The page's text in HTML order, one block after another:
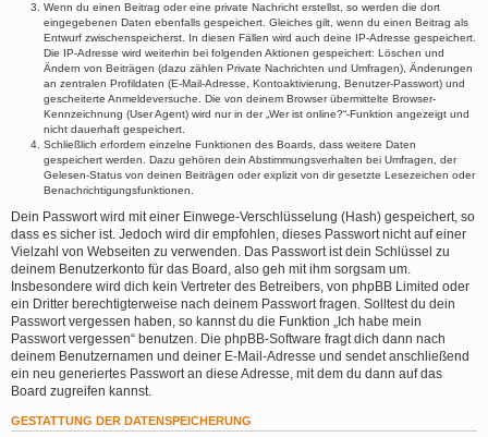
Wenn du einen Beitrag oder eine private Nachricht erstellst, so werden die dort
eingegebenen Daten ebenfalls gespeichert. Gleiches gilt, wenn du einen Beitrag als
Entwurf zwischenspeicherst. In diesen Fällen wird auch deine IP-Adresse gespeichert.
Die IP-Adresse wird weiterhin bei folgenden Aktionen gespeichert: Löschen und
Ändern von Beiträgen (dazu zählen Private Nachrichten und Umfragen), Änderungen
an zentralen Profildaten (E-Mail-Adresse, Kontoaktivierung, Benutzer-Passwort) und
gescheiterte Anmeldeversuche. Die von deinem Browser übermittelte Browser-
Kennzeichnung (User Agent) wird nur in der „Wer ist online?“-Funktion angezeigt und
nicht dauerhaft gespeichert.
Schließlich erfordern einzelne Funktionen des Boards, dass weitere Daten
gespeichert werden. Dazu gehören dein Abstimmungsverhalten bei Umfragen, der
Gelesen-Status von deinen Beiträgen oder explizit von dir gesetzte Lesezeichen oder
Benachrichtigungsfunktionen.
Dein Passwort wird mit einer Einwege-Verschlüsselung (Hash) gespeichert, so
dass es sicher ist. Jedoch wird dir empfohlen, dieses Passwort nicht auf einer
Vielzahl von Webseiten zu verwenden. Das Passwort ist dein Schlüssel zu
deinem Benutzerkonto für das Board, also geh mit ihm sorgsam um.
Insbesondere wird dich kein Vertreter des Betreibers, von phpBB Limited oder
ein Dritter berechtigterweise nach deinem Passwort fragen. Solltest du dein
Passwort vergessen haben, so kannst du die Funktion „Ich habe mein
Passwort vergessen“ benutzen. Die phpBB-Software fragt dich dann nach
deinem Benutzernamen und deiner E-Mail-Adresse und sendet anschließend
ein neu generiertes Passwort an diese Adresse, mit dem du dann auf das
Board zugreifen kannst.
GESTATTUNG DER DATENSPEICHERUNG